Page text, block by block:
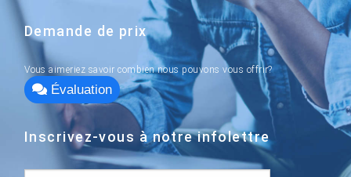
Demande de prix
Vous aimeriez savoir combien nous pouvons vous offrir?
Évaluation
Inscrivez-vous à notre infolettre